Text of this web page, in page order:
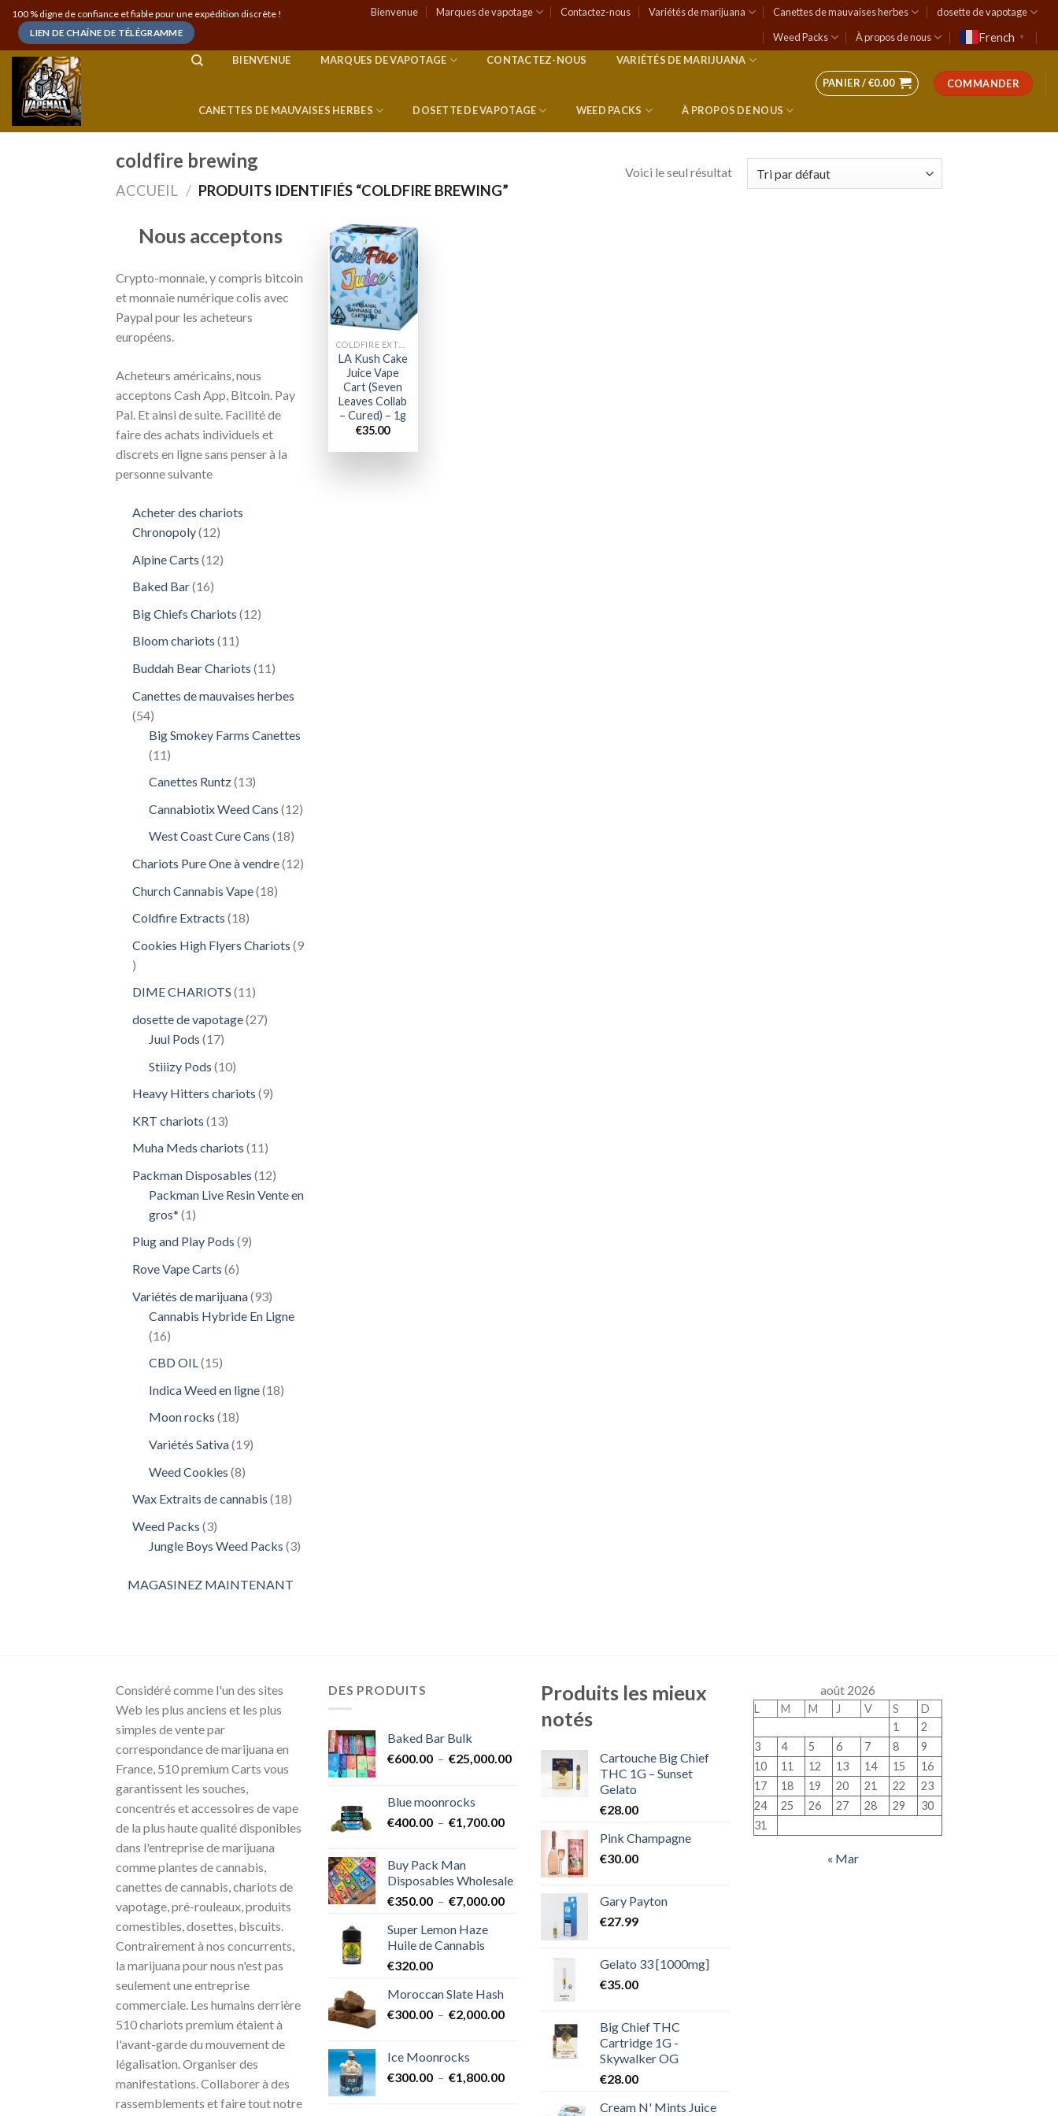
Skip
content
100 % digne de confiance et fiable pour une expédition discrète !
LIEN DE CHAÎNE DE TÉLÉGRAMME
Bienvenue Marques de vapotage Contactez-nous Variétés de marijuana Canettes de mauvaises herbes
dosette de vapotage
Weed Packs
À propos de nous French ▼
BIENVENUE MARQUES DE VAPOTAGE CONTACTEZ-NOUS VARIÉTÉS DE MARIJUANA
CANETTES DE MAUVAISES HERBES DOSETTE DE VAPOTAGE WEED PACKS À PROPOS DE NOUS
PANIER /€0.00 COMMANDER
coldfire brewing
ACCUEIL / PRODUITS IDENTIFIÉS “COLDFIRE BREWING”
Voici le seul résultat
Nous acceptons
Crypto-monnaie, y compris bitcoin
et monnaie numérique colis avec
Paypal pour les acheteurs
européens.
Acheteurs américains, nous
acceptons Cash App, Bitcoin. Pay
Pal. Et ainsi de suite. Facilité de
faire des achats individuels et
discrets en ligne sans penser à la
personne suivante
Acheter des chariots
Chronopoly 1212
Alpine Carts 1212
Baked Bar 1616
Big Chiefs Chariots 1212
Bloom chariots 1111
Buddah Bear Chariots 1111
Canettes de mauvaises herbes
5454
produits
Big Smokey Farms Canettes
11 11
Canettes Runtz 1313
Cannabiotix Weed Cans 1212
West Coast Cure Cans 1818
Chariots Pure One à vendre 1212
Church Cannabis Vape 1818
Coldfire Extracts 1818
Cookies High Flyers Chariots 9
9
DIME CHARIOTS 1111
dosette de vapotage 2727
Juul Pods 1717
Stiiizy Pods 1010
Heavy Hitters chariots 99
KRT chariots 1313
Muha Meds chariots 1111
Packman Disposables 1212
produits
Packman Live Resin Vente en
gros* 11
Plug and Play Pods 99
Rove Vape Carts 66
Variétés de marijuana 9393
produits
Cannabis Hybride En Ligne
1616
CBD OIL 1515
Indica Weed en ligne 1818
Moon rocks 1818
Variétés Sativa 1919
Weed Cookies 88
Wax Extraits de cannabis 1818
Weed Packs 33
produits
Jungle Boys Weed Packs 33
MAGASINEZ MAINTENANT
Add to
wishlist
LA Kush Cake
Juice Vape
Cart (Seven
Leaves Collab
– Cured) – 1g
€35.00
Considéré comme l'un des sites
Web les plus anciens et les plus
simples de vente par
correspondance de marijuana en
France, 510 premium Carts vous
garantissent les souches,
concentrés et accessoires de vape
de la plus haute qualité disponibles
dans l'entreprise de marijuana
comme plantes de cannabis,
canettes de cannabis, chariots de
vapotage, pré-rouleaux, produits
comestibles, dosettes, biscuits.
Contrairement à nos concurrents,
la marijuana pour nous n'est pas
seulement une entreprise
commerciale. Les humains derrière
510 chariots premium étaient à
l'avant-garde du mouvement de
légalisation. Organiser des
manifestations. Collaborer à des
rassemblements et faire tout notre
DES PRODUITS
Baked Bar Bulk
€600.00 – €25,000.00Plage
€25,000.00
Blue moonrocks
€400.00 – €1,700.00Plage
€400.00
à
€1,700.00
Buy Pack Man
Disposables Wholesale
€350.00 – €7,000.00Plage
Super Lemon Haze
Huile de Cannabis
€320.00
Moroccan Slate Hash
€300.00 – €2,000.00Plage
à
Ice Moonrocks
€300.00 – €1,800.00Plage
Produits les mieux
notés
Cartouche Big Chief
THC 1G – Sunset
Gelato
€28.00
Pink Champagne
€30.00
Gary Payton
€27.99
Gelato 33 [1000mg]
€35.00
Big Chief THC
Cartridge 1G -
Skywalker OG
€28.00
Cream N' Mints Juice
août 2026
L M M J V S
D
1
2
3
4 5 6 7 8
9
10
11 12 13 14 15
16
17
18 19 20 21 22
23
24
25 26 27 28 29
30
31
« Mar